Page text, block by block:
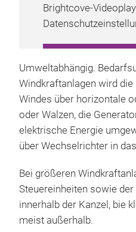
Brightcove-
Umweltabhängig.
Windkraftanlagen wird
Windes über horizontale
oder Walzen, die
elektrische Energie
über Wechselrichter in
Bei größeren
Steuereinheiten sowie
innerhalb der Kanzel, bie
meist außerhalb.